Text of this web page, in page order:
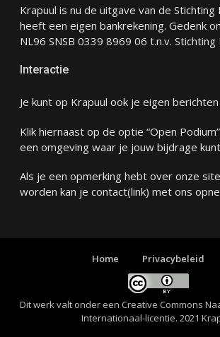
Krapuul is nu de uitgave van de Stichting
heeft een eigen bankrekening. Gedenk
NL96 SNSB 0339 8969 06 t.n.v. Stichting
Interactie
Je kunt op Krapuul ook je eigen
Klik hiernaast op de optie “Open
een omgeving waar je jouw bijdrage
Als je een opmerking hebt over onze
worden kan je contact(link) met ons
Home Privacybeleid
Dit werk valt onder een Creative Commons
Internationaal-licentie. 2021